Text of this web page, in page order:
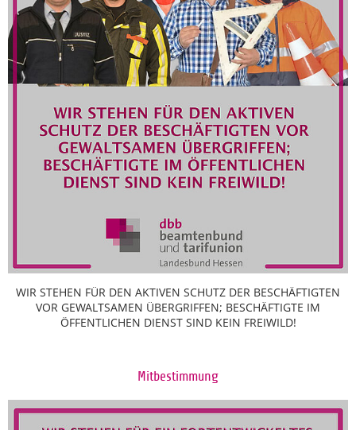
WIR STEHEN FÜR DEN AKTIVEN SCHUTZ DER BESCHÄFTIGTEN
VOR GEWALTSAMEN ÜBERGRIFFEN; BESCHÄFTIGTE IM
ÖFFENTLICHEN DIENST SIND KEIN FREIWILD!
Mitbestimmung